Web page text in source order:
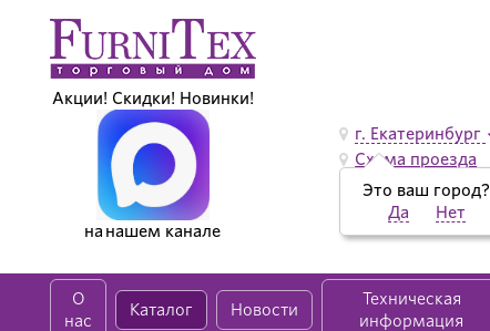
Акции! Скидки! Новинки!
на нашем канале
г. Екатеринбург
Это ваш город?
Да
Нет
Схема проезда
О
нас
Каталог Новости
Техническая
информация